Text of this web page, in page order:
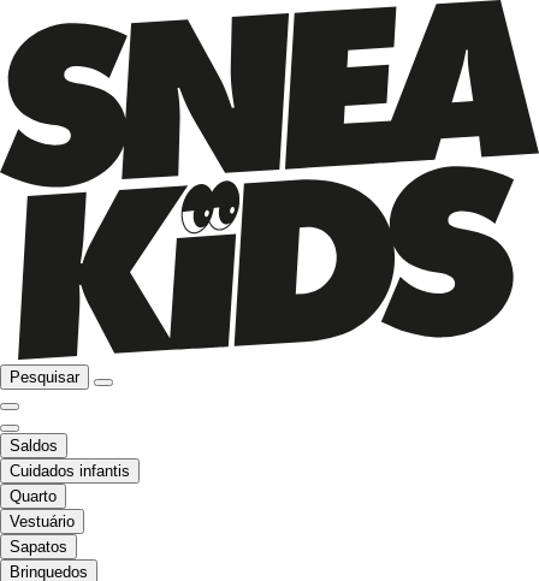
Pesquisar
Saldos
Cuidados infantis
Quarto
Vestuário
Sapatos
Brinquedos